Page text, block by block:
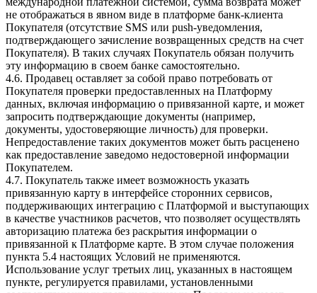
не отображаться в явном виде в платформе банк-клиента
Покупателя (отсутствие SMS или push-уведомления,
подтверждающего зачисление возвращенных средств на счет
Покупателя). В таких случаях Покупатель обязан получить
эту информацию в своем банке самостоятельно.
4.6. Продавец оставляет за собой право потребовать от
Покупателя проверки предоставленных на Платформу
данных, включая информацию о привязанной карте, и может
запросить подтверждающие документы (например,
документы, удостоверяющие личность) для проверки.
Непредоставление таких документов может быть расценено
как предоставление заведомо недостоверной информации
Покупателем.
4.7. Покупатель также имеет возможность указать
привязанную карту в интерфейсе сторонних сервисов,
поддерживающих интеграцию с Платформой и выступающих
в качестве участников расчетов, что позволяет осуществлять
авторизацию платежа без раскрытия информации о
привязанной к Платформе карте. В этом случае положения
пункта 5.4 настоящих Условий не применяются.
Использование услуг третьих лиц, указанных в настоящем
пункте, регулируется правилами, установленными